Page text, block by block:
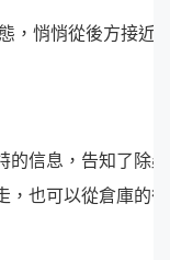
悄悄從後方接近
信息，告知了除蟲
，也可以從倉庫的